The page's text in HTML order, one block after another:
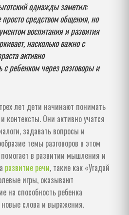
однажды заметил:
средством общения, но
воспитания и развития
насколько важно с
активно
с ребенком через разговоры и
лет дети начинают понимать
контексты. Они активно учатся
задавать вопросы и
темы разговоров в этом
в развитии мышления и
развитие речи, такие как «Угадай
игры, оказывают
на способность ребенка
слова и выражения.